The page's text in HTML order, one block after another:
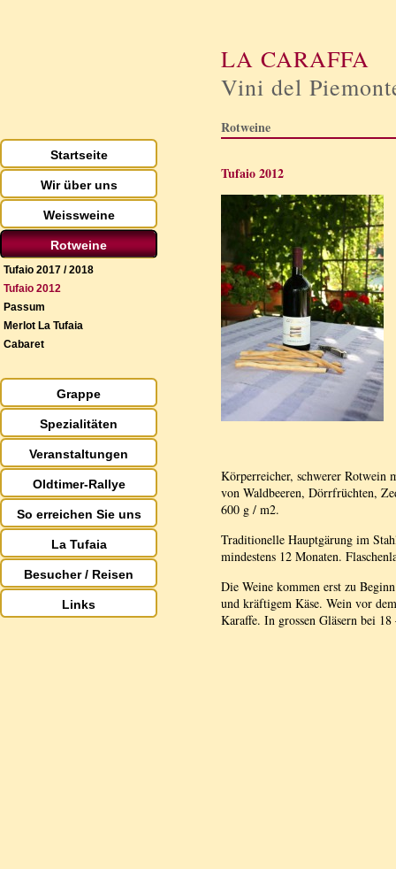
LA CARAFFA
Vini del
Startseite
Wir über uns
Weissweine
Rotweine
Tufaio 2017 / 2018
Tufaio 2012
Passum
Merlot La Tufaia
Cabaret
Grappe
Spezialitäten
Veranstaltungen
Oldtimer-Rallye
So erreichen Sie uns
La Tufaia
Besucher / Reisen
Links
Rotweine
Tufaio 2012
Körperreicher, schwerer Rotwein
von Waldbeeren, Dörrfrüchten,
600 g / m2.
Traditionelle Hauptgärung im
mindestens 12 Monaten.
Die Weine kommen erst zu
und kräftigem Käse. Wein vor
Karaffe. In grossen Gläsern bei